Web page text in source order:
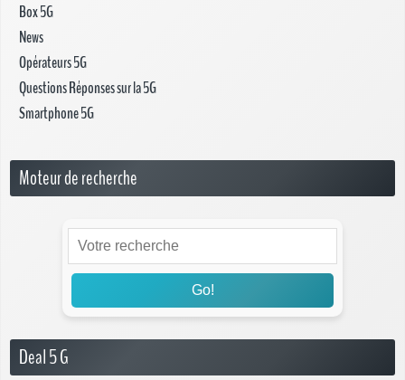
Box 5G
News
Opérateurs 5G
Questions Réponses sur la 5G
Smartphone 5G
Moteur de recherche
Go!
Deal 5 G